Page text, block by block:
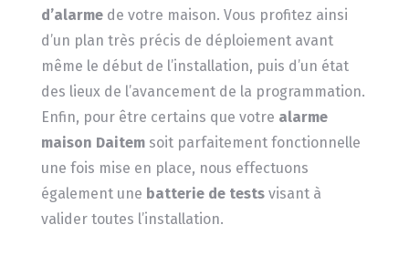
d’alarmede votre maison. Vous profitez ainsi
d’un plan très précis de déploiement avant
même le début de l’installation, puis d’un état
des lieux de l’avancement de la programmation.
Enfin, pour être certains que votre alarme
maison Daitemsoit parfaitement fonctionnelle
une fois mise en place, nous effectuons
également une batterie de testsvisant à
valider toutes l’installation.